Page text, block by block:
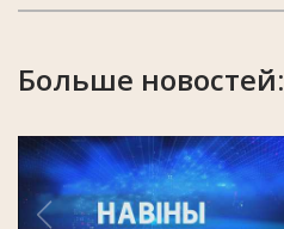
Больше новостей: